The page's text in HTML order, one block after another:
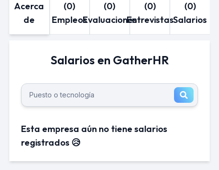
Acerca
de
(0)
Empleos
(0)
Evaluaciones
(0)
Entrevistas
(0)
Salarios
Salarios en GatherHR
Esta empresa aún no tiene salarios
registrados 😥